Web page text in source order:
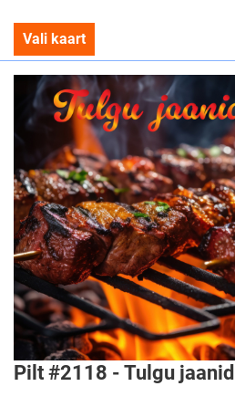
Vali kaart
Pilt #2118 - Tulgu